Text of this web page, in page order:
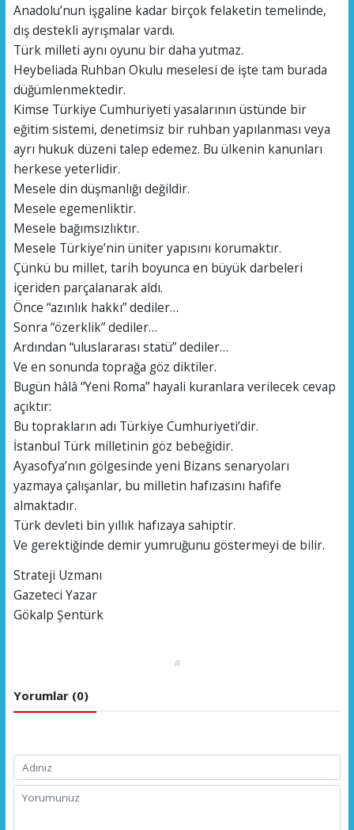
Anadolu’nun işgaline kadar birçok felaketin temelinde,
dış destekli ayrışmalar vardı.
Türk milleti aynı oyunu bir daha yutmaz.
Heybeliada Ruhban Okulu meselesi de işte tam burada
düğümlenmektedir.
Kimse Türkiye Cumhuriyeti yasalarının üstünde bir
eğitim sistemi, denetimsiz bir ruhban yapılanması veya
ayrı hukuk düzeni talep edemez. Bu ülkenin kanunları
herkese yeterlidir.
Mesele din düşmanlığı değildir.
Mesele egemenliktir.
Mesele bağımsızlıktır.
Mesele Türkiye’nin üniter yapısını korumaktır.
Çünkü bu millet, tarih boyunca en büyük darbeleri
içeriden parçalanarak aldı.
Önce “azınlık hakkı” dediler…
Sonra “özerklik” dediler…
Ardından “uluslararası statü” dediler…
Ve en sonunda toprağa göz diktiler.
Bugün hâlâ “Yeni Roma” hayali kuranlara verilecek cevap
açıktır:
Bu toprakların adı Türkiye Cumhuriyeti’dir.
İstanbul Türk milletinin göz bebeğidir.
Ayasofya’nın gölgesinde yeni Bizans senaryoları
yazmaya çalışanlar, bu milletin hafızasını hafife
almaktadır.
Türk devleti bin yıllık hafızaya sahiptir.
Ve gerektiğinde demir yumruğunu göstermeyi de bilir.
Strateji Uzmanı
Gazeteci Yazar
Gökalp Şentürk
#
Yorumlar (0)